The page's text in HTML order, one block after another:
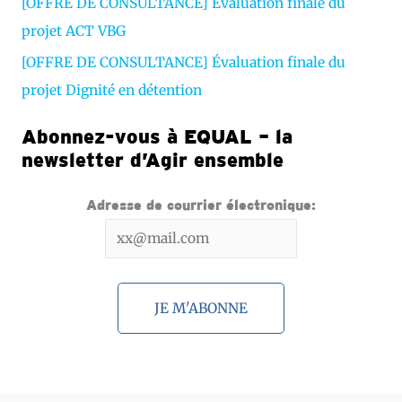
projet ACT VBG
[OFFRE DE CONSULTANCE] Évaluation finale du
projet Dignité en détention
Abonnez-vous à EQUAL – la
newsletter d’Agir ensemble
Adresse de courrier électronique: